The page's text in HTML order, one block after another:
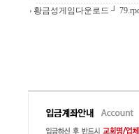
황금성게임다운로드 ┘